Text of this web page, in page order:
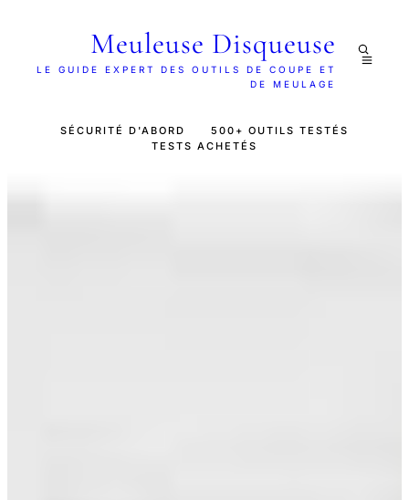
Meuleuse Disqueuse
LE GUIDE EXPERT DES OUTILS DE COUPE ET
DE MEULAGE
SÉCURITÉ D'ABORD
500+ OUTILS TESTÉS
TESTS ACHETÉS